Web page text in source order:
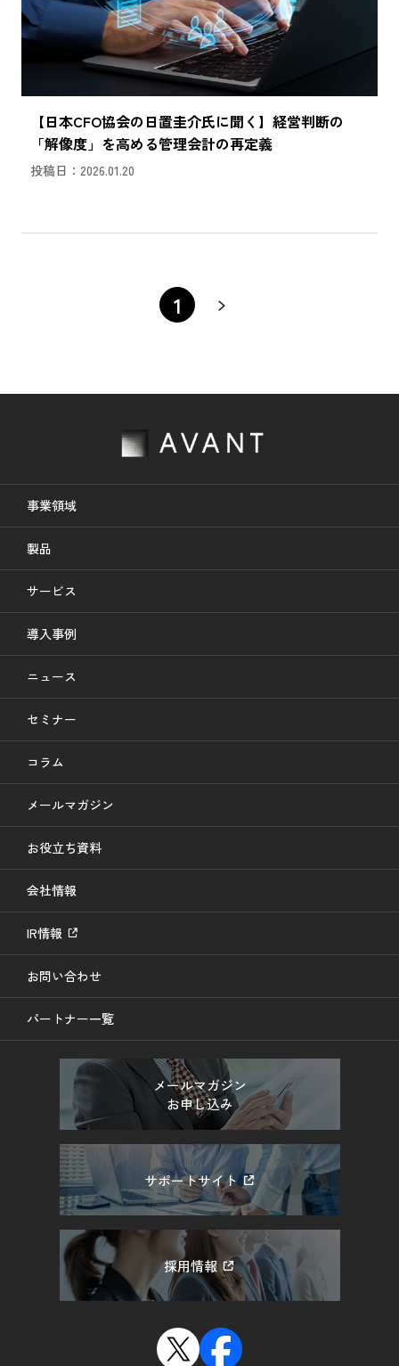
【日本CFO協会の日置圭介氏に聞く】経営判断の
「解像度」を高める管理会計の再定義
投稿日：2026.01.20
1
事業領域
製品
サービス
導入事例
ニュース
セミナー
コラム
メールマガジン
お役立ち資料
会社情報
IR情報
お問い合わせ
パートナー一覧
メールマガジン
お申し込み
サポートサイト
採用情報